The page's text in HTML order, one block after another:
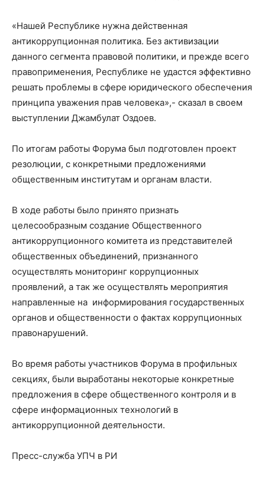
«Нашей Республике нужна действенная
антикоррупционная политика. Без активизации
данного сегмента правовой политики, и прежде всего
правоприменения, Республике не удастся эффективно
решать проблемы в сфере юридического обеспечения
принципа уважения прав человека»,- сказал в своем
выступлении Джамбулат Оздоев.
По итогам работы Форума был подготовлен проект
резолюции, с конкретными предложениями
общественным институтам и органам власти.
В ходе работы было принято признать
целесообразным создание Общественного
антикоррупционного комитета из представителей
общественных объединений, признанного
осуществлять мониторинг коррупционных
проявлений, а так же осуществлять мероприятия
направленные на информирования государственных
органов и общественности о фактах коррупционных
правонарушений.
Во время работы участников Форума в профильных
секциях, были выработаны некоторые конкретные
предложения в сфере общественного контроля и в
сфере информационных технологий в
антикоррупционной деятельности.
Пресс-служба УПЧ в РИ